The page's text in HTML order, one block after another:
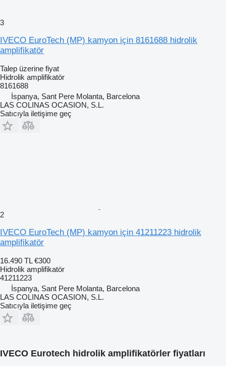
3
IVECO EuroTech (MP) kamyon için 8161688 hidrolik
amplifikatör
Talep üzerine fiyat
Hidrolik amplifikatör
8161688
İspanya, Sant Pere Molanta, Barcelona
LAS COLINAS OCASION, S.L.
Satıcıyla iletişime geç
2
IVECO EuroTech (MP) kamyon için 41211223 hidrolik
amplifikatör
16.490 TL €300
Hidrolik amplifikatör
41211223
İspanya, Sant Pere Molanta, Barcelona
LAS COLINAS OCASION, S.L.
Satıcıyla iletişime geç
IVECO Eurotech hidrolik amplifikatörler fiyatları